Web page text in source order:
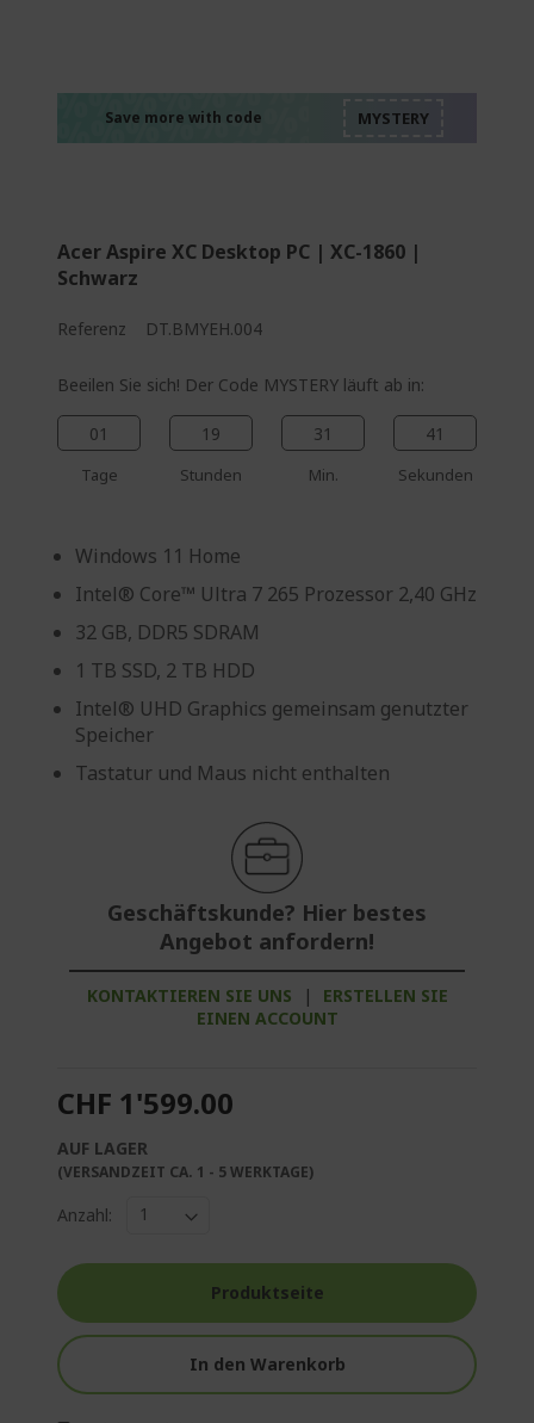
Save more with code
Acer Aspire XC Desktop PC | XC-1860 |
Schwarz
Referenz DT.BMYEH.004
Beeilen Sie sich! Der Code MYSTERY läuft ab in:
01
Tage
19
Stunden
31
Min.
40
Sekunden
Windows 11 Home
Intel® Core™ Ultra 7 265 Prozessor 2,40 GHz
32 GB, DDR5 SDRAM
1 TB SSD, 2 TB HDD
Intel® UHD Graphics gemeinsam genutzter
Speicher
Tastatur und Maus nicht enthalten
Geschäftskunde? Hier bestes
Angebot anfordern!
KONTAKTIEREN SIE UNS |
ERSTELLEN SIE
EINEN ACCOUNT
CHF 1'599.00
AUF LAGER
(VERSANDZEIT CA. 1 - 5 WERKTAGE)
Anzahl:
Produktseite
In den Warenkorb